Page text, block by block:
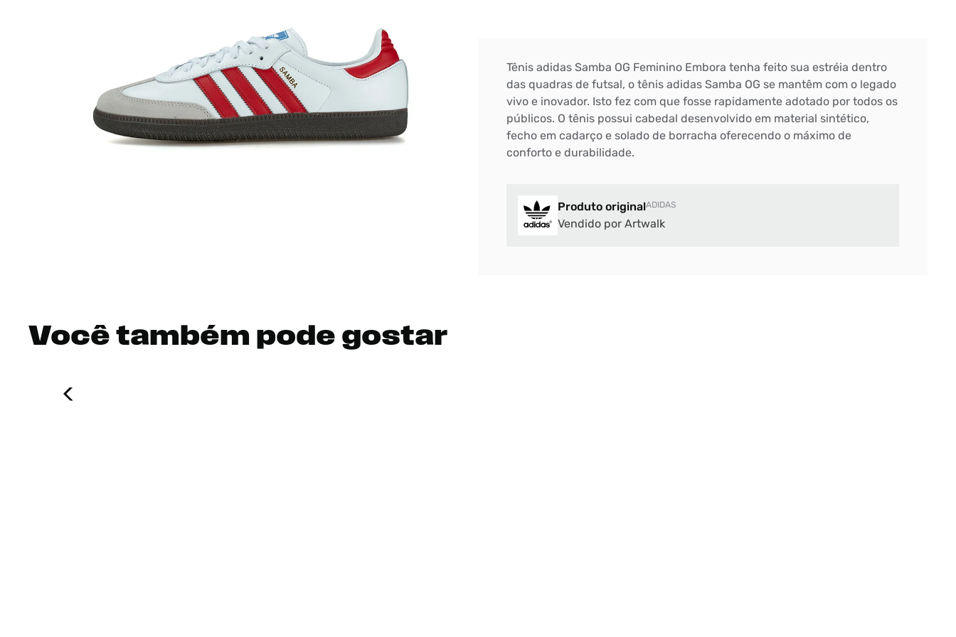
Tênis adidas Samba OG Feminino Embora tenha feito sua estréia dentro
das quadras de futsal, o tênis adidas Samba OG se mantêm com o legado
vivo e inovador. Isto fez com que fosse rapidamente adotado por todos os
públicos. O tênis possui cabedal desenvolvido em material sintético,
fecho em cadarço e solado de borracha oferecendo o máximo de
conforto e durabilidade.
Produto originalADIDAS
Vendido por Artwalk
Você também pode gostar